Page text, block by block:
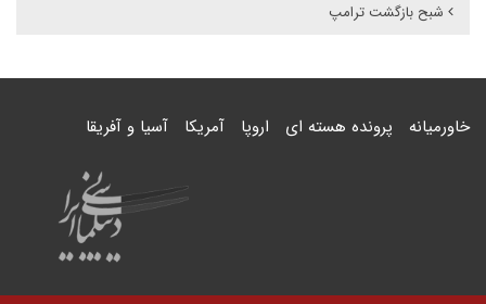
شبح بازگشت ترامپ
خاورمیانه پرونده هسته ای اروپا آمریکا آسیا و آفریقا